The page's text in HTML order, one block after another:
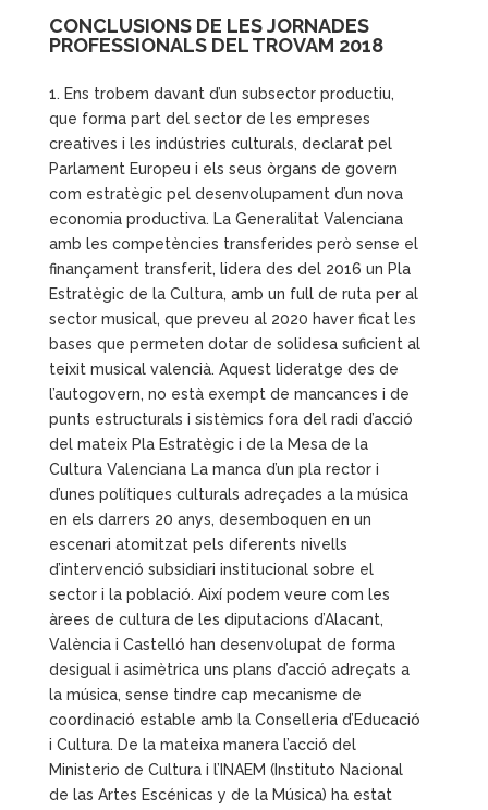
CONCLUSIONS DE LES JORNADES
PROFESSIONALS DEL TROVAM 2018
1. Ens trobem davant d’un subsector productiu,
que forma part del sector de les empreses
creatives i les indústries culturals, declarat pel
Parlament Europeu i els seus òrgans de govern
com estratègic pel desenvolupament d’un nova
economia productiva. La Generalitat Valenciana
amb les competències transferides però sense el
finançament transferit, lidera des del 2016 un Pla
Estratègic de la Cultura, amb un full de ruta per al
sector musical, que preveu al 2020 haver ficat les
bases que permeten dotar de solidesa suficient al
teixit musical valencià. Aquest lideratge des de
l’autogovern, no està exempt de mancances i de
punts estructurals i sistèmics fora del radi d’acció
del mateix Pla Estratègic i de la Mesa de la
Cultura Valenciana La manca d’un pla rector i
d’unes polítiques culturals adreçades a la música
en els darrers 20 anys, desemboquen en un
escenari atomitzat pels diferents nivells
d’intervenció subsidiari institucional sobre el
sector i la població. Així podem veure com les
àrees de cultura de les diputacions d’Alacant,
València i Castelló han desenvolupat de forma
desigual i asimètrica uns plans d’acció adreçats a
la música, sense tindre cap mecanisme de
coordinació estable amb la Conselleria d’Educació
i Cultura. De la mateixa manera l’acció del
Ministerio de Cultura i l’INAEM (Instituto Nacional
de las Artes Escénicas y de la Música) ha estat